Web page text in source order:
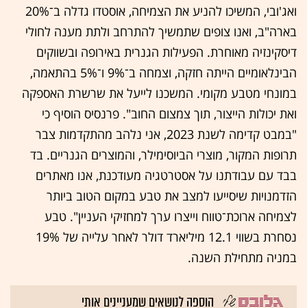
ואג'ובי, המשיכו להניע את הצמיחה, אוסטדו גדלה ב־20%
בארה"ב, ואנו צופים שתמשיך להתרחב ולתת מענה לחולי
דיסקינזיה מאוחרת. הפעילות הגנרית באירופה ובשווקים
הבינלאומיים הייתה חזקה, וצמחה ב־9% ו־5% בהתאמה,
במונחי מטבע מקומי. המשכנו לייעל את שרשרת האספקה
ואת יכולות הייצור, תוך צמצום החוב". פרנסיס הוסיף כי
"במבט קדימה לשנת 2023, אני נלהב מהתקדמות צבר
תרופות המקור, מוצרי הביוסימילר, והמוצרים הגנריים. בד
בבד עם עבודתנו על אסטרטגיה מעודכנת, אנו מאתרים
הזדמנויות שיסייעו למצב את טבע במקום הטוב ביותר
לצמיחה ארוכת־טווח וייצרו ערך למחזיקי העניין". טבע
נסחרת בשווי 12.1 מיליארד דולר לאחר עלייה של 19%
במניה מתחילת השנה.
הוספה לנושאים שמעניינים אותי